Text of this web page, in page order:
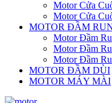
Motor Cửa
Motor Cửa
MOTOR ĐẦM
Motor Đầm
Motor Đầm
Motor Đầm
MOTOR ĐẦM DÙI
MOTOR MÁY MÀI